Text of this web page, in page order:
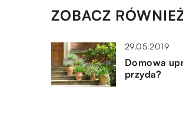
ZOBACZ
29.05.2019
Domowa
przyda?